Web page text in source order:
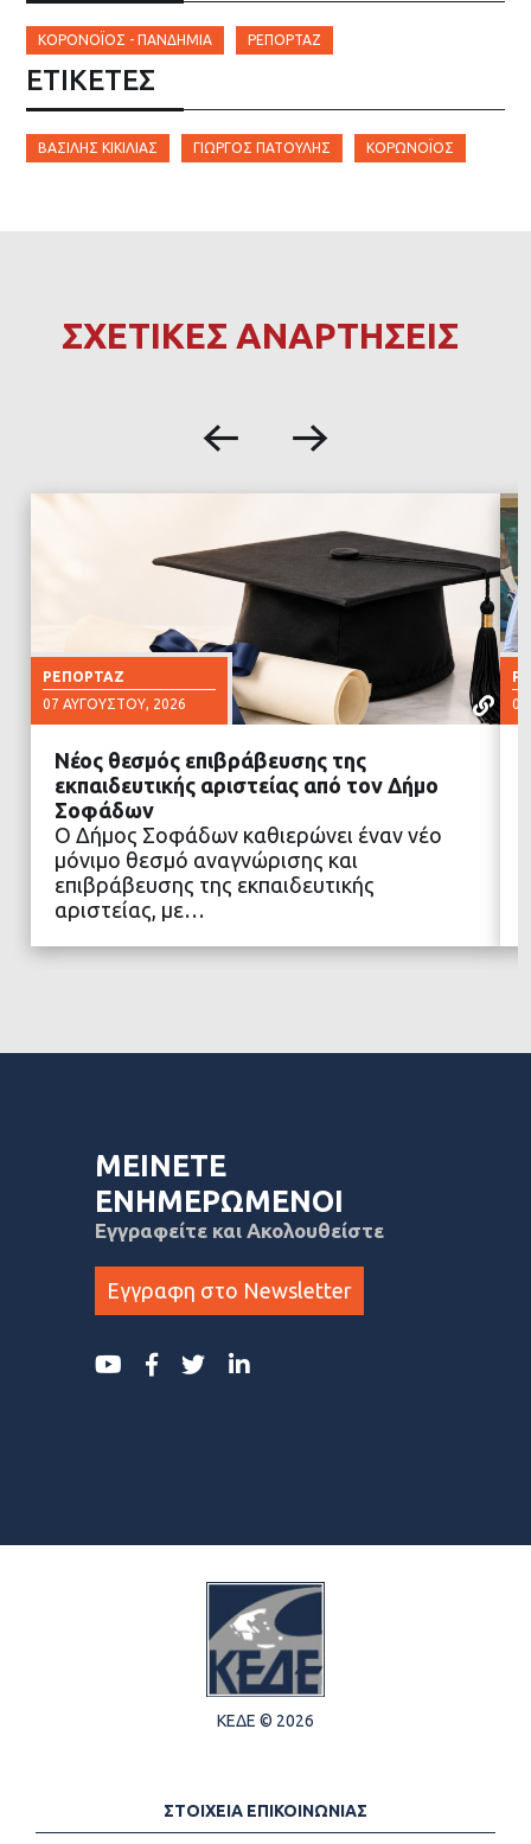
ΚΟΡΟΝΟΪΌΣ - ΠΑΝΔΗΜΊΑ ΡΕΠΟΡΤΆΖ
ΕΤΙΚΈΤΕΣ
ΒΑΣΊΛΗΣ ΚΙΚΊΛΙΑΣ ΓΙΏΡΓΟΣ ΠΑΤΟΥΛΗΣ ΚΟΡΩΝΟΪΌΣ
ΣΧΕΤΙΚΕΣ ΑΝΑΡΤΗΣΕΙΣ
ΡΕΠΟΡΤΆΖ
07 ΑΥΓΟΎΣΤΟΥ, 2026
ΔΙΑΒΑΣΤΕ ΠΕΡΙΣΣΟΤΕΡΑ
Νέος θεσμός επιβράβευσης της
εκπαιδευτικής αριστείας από τον Δήμο
Σοφάδων
Ο Δήμος Σοφάδων καθιερώνει έναν νέο
μόνιμο θεσμό αναγνώρισης και
επιβράβευσης της εκπαιδευτικής
αριστείας, με…
ΜΕΙΝΕΤΕ
ΕΝΗΜΕΡΩΜΕΝΟΙ
Εγγραφείτε και Ακολουθείστε
Εγγραφη στο Newsletter
ΚΕΔΕ © 2026
ΣΤΟΙΧΕΙΑ ΕΠΙΚΟΙΝΩΝΙΑΣ